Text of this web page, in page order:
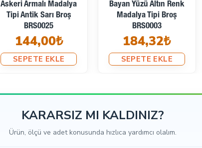
Askeri Armalı Madalya
Tipi Antik Sarı Broş
BRS0025
144,00₺
SEPETE EKLE
Bayan Yüzü Altın Renk
Madalya Tipi Broş
BRS0003
184,32₺
SEPETE EKLE
KARARSIZ MI KALDINIZ?
Ürün, ölçü ve adet konusunda hızlıca yardımcı olalım.